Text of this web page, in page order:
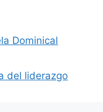
Dominical
del liderazgo